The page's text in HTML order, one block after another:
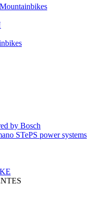
by Bosch
STePS power systems